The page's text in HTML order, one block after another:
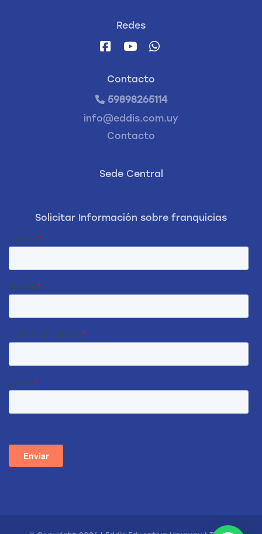
Redes
Contacto
59898265114
info@eddis.com.uy
Contacto
Sede Central
Solicitar Información sobre franquicias